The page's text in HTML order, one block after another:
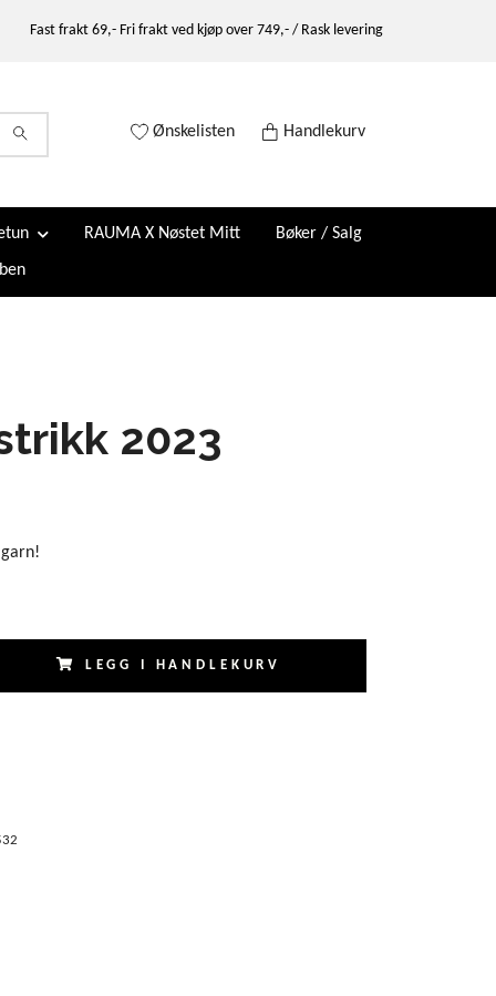
Fast frakt 69,- Fri frakt ved kjøp over 749,- / Rask levering
Ønskelisten Handlekurv
RAUMA X Nøstet Mitt Bøker / Salg
2023
LEGG I HANDLEKURV